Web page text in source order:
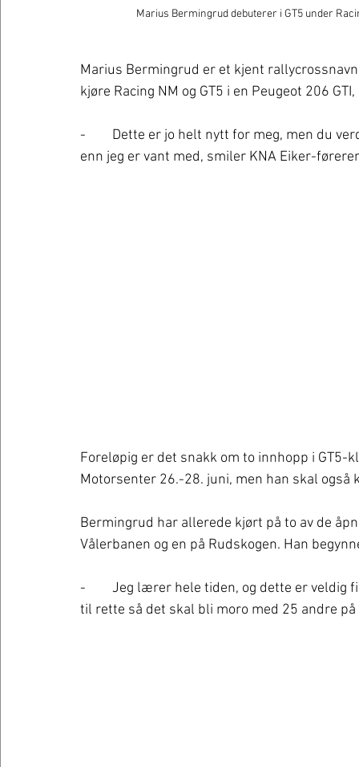
Marius Bermingrud debuterer i GT5 under
Marius Bermingrud er et kjent
kjøre Racing NM og GT5 i en Peugeot 206
-	Dette er jo helt nytt for meg, men du verden så moro. Det er jo så utrolig mye mer kjøring
enn jeg er vant med, smiler KNA Eiker-
Foreløpig er det snakk om to innhopp i
Motorsenter 26.-28. juni, men han skal
Bermingrud har allerede kjørt på to av de
Vålerbanen og en på Rudskogen. Han
-	Jeg lærer hele tiden, og dette er veldig fin kjøretrening for meg. Jeg begynner å finne meg
til rette så det skal bli moro med 25 andre